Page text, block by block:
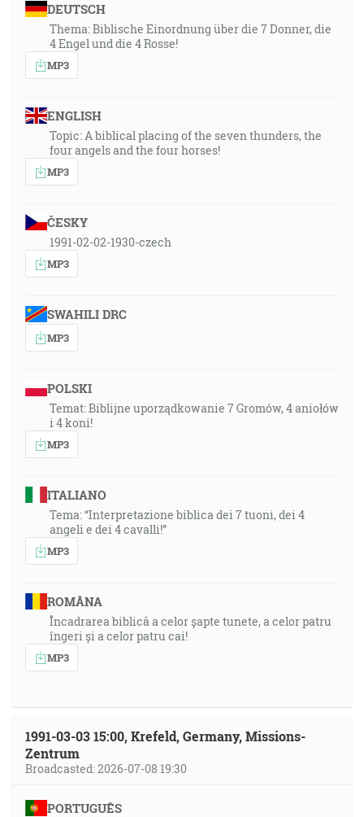
DEUTSCH
Thema: Biblische Einordnung über die 7 Donner, die
4 Engel und die 4 Rosse!
MP3
ENGLISH
Topic: A biblical placing of the seven thunders, the
four angels and the four horses!
MP3
ČESKY
1991-02-02-1930-czech
MP3
SWAHILI DRC
MP3
POLSKI
Temat: Biblijne uporządkowanie 7 Gromów, 4 aniołów
i 4 koni!
MP3
ITALIANO
Tema: “Interpretazione biblica dei 7 tuoni, dei 4
angeli e dei 4 cavalli!”
MP3
ROMÂNA
Încadrarea biblică a celor șapte tunete, a celor patru
îngeri și a celor patru cai!
MP3
1991-03-03 15:00, Krefeld, Germany, Missions-
Zentrum
Broadcasted: 2026-07-08 19:30
PORTUGUÊS